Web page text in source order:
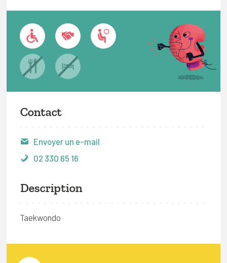
Contact
Envoyer un e-mail
02 330 65 16
Description
Taekwondo